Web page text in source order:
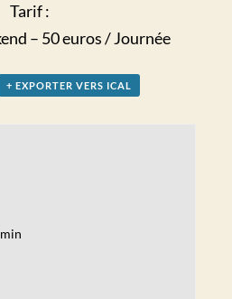
Tarif :
– 50 euros / Journée
+ EXPORTER VERS ICAL